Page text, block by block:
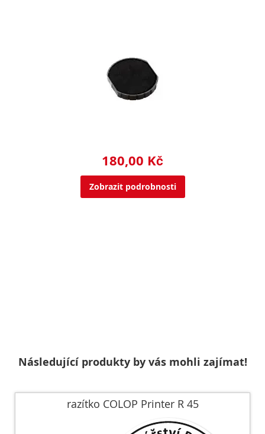
180,00 Kč
Zobrazit podrobnosti
Následující produkty by vás mohli zajímat!
razítko COLOP Printer R 45